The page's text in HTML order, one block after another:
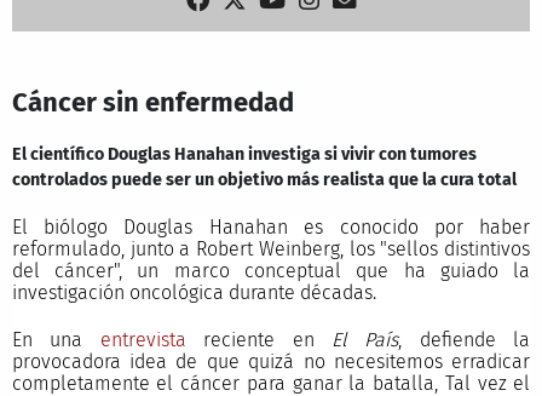
Cáncer sin enfermedad
El científico Douglas Hanahan investiga si vivir con tumores
controlados puede ser un objetivo más realista que la cura total
El biólogo Douglas Hanahan es conocido por haber
reformulado, junto a Robert Weinberg, los "sellos distintivos
del cáncer", un marco conceptual que ha guiado la
investigación oncológica durante décadas.
En una entrevista reciente en El País, defiende la
provocadora idea de que quizá no necesitemos erradicar
completamente el cáncer para ganar la batalla, Tal vez el